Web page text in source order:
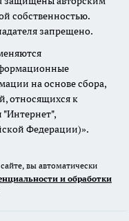
собственностью.
запрещено.
на основе сбора,
относящихся к
"Интернет",
Федерации)».
вы автоматически
и обработки